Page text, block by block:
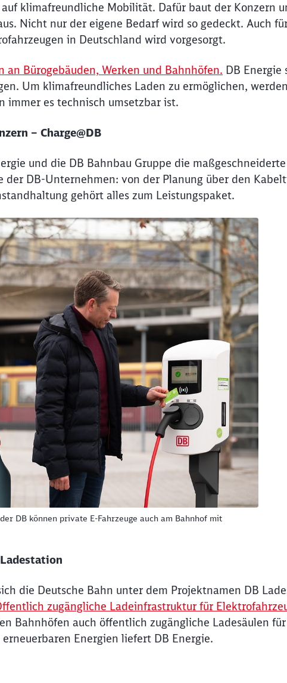
klimafreundliche Mobilität. Dafür baut der Konzern
Nicht nur der eigene Bedarf wird so gedeckt. Auch
in Deutschland wird vorgesorgt.
an Bürogebäuden, Werken und Bahnhöfen. DB Energie
Um klimafreundliches Laden zu ermöglichen,
immer es technisch umsetzbar ist.
– Charge@DB
und die DB Bahnbau Gruppe die
der DB-Unternehmen: von der Planung über den
gehört alles zum Leistungspaket.
DB können private E-Fahrzeuge auch am Bahnhof mit
die Deutsche Bahn unter dem Projektnamen DB
zugängliche Ladeinfrastruktur für
Bahnhöfen auch öffentlich zugängliche Ladesäulen
Energien liefert DB Energie.
Möchten Sie zuweitergeleitet werden?
Abbrechen Weiter